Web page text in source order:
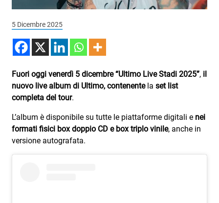
Web Radio
Radio Subasio
Radio Subasio +
Radio Subasio Disco Club
Radio Suby
Subasio Per Un’Ora D’Amore
Video
5 Dicembre 2025
Fuori oggi venerdì 5 dicembre “Ultimo Live Stadi 2025”, il
nuovo live album di Ultimo, contenente la set list
completa del tour.
L’album è disponibile su tutte le piattaforme digitali e nei
formati fisici box doppio CD e box triplo vinile, anche in
versione autografata.